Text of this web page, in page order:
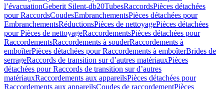
l’évacuationGeberit Silent-db20TubesRaccordsPièces détachées
pour RaccordsCoudesEmbranchementsPièces détachées pour
EmbranchementsRéductionsPièces de nettoyagePièces détachées
pour Pièces de nettoyageRaccordementsPièces détachées pour
RaccordementsRaccordements à souderRaccordements à
emboîterPièces détachées pour Raccordements à emboîterBrides de
serrageRaccords de transition sur d’autres matériauxPièces
détachées pour Raccords de transition sur d’autres
matériauxRaccordements aux appareilsPièces détachées pour
Raccordements aux appareilsCoudes de raccordementPièces